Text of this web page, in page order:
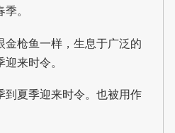
。
金枪鱼一样，生息于广泛的
来时令。
到夏季迎来时令。也被用作